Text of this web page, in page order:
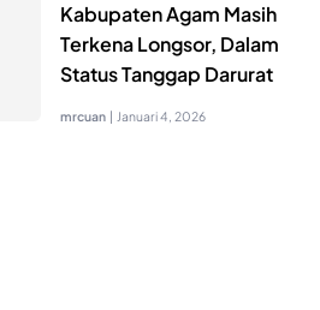
Kabupaten Agam Masih
Terkena Longsor, Dalam
Status Tanggap Darurat
mrcuan | Januari 4, 2026